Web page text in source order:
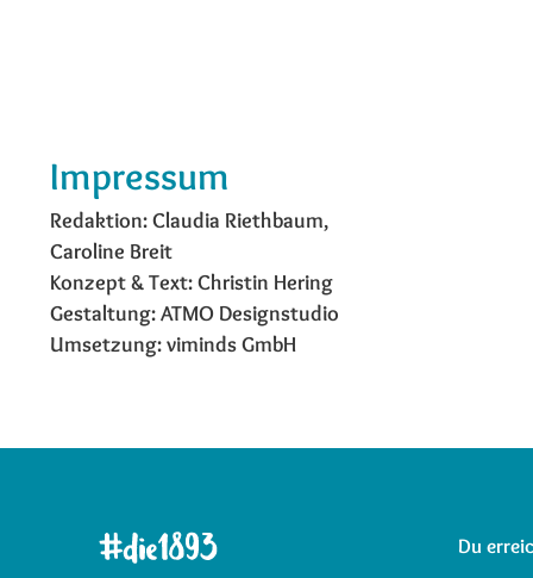
Impressum
Redaktion: Claudia Riethbaum,
Caroline Breit
Konzept & Text: Christin Hering
Gestaltung: ATMO Designstudio
Umsetzung: viminds GmbH
Du